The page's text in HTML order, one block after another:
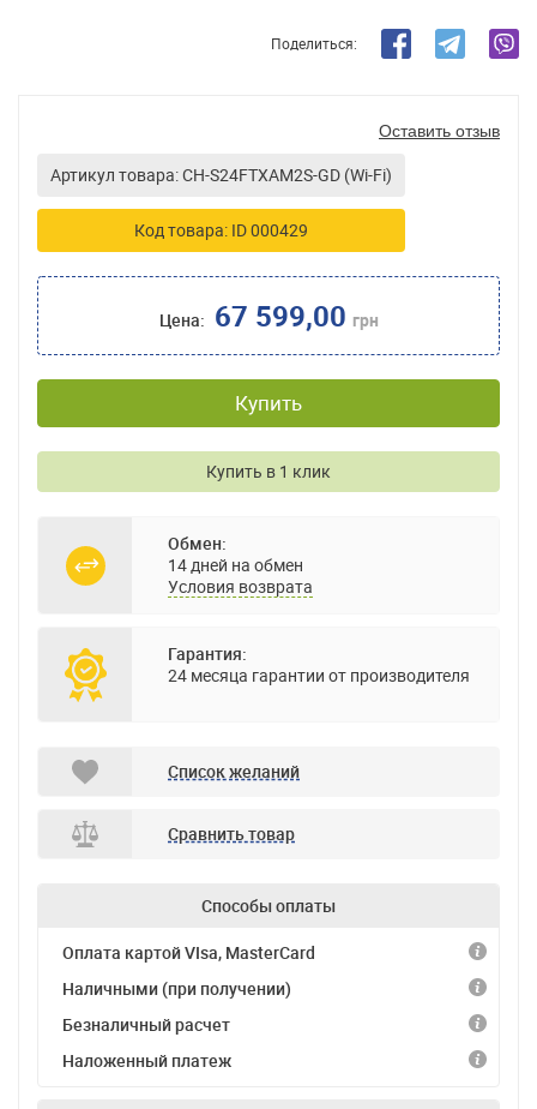
Поделиться:
Артикул товара: CH-S24FTXAM2S-GD (Wi-Fi)
Код товара: ID 000429
Оставить отзыв
Цена: 67 599,00 грн
Купить
Купить в 1 клик
Обмен:
14 дней на обмен
Условия возврата
Гарантия:
24 месяца гарантии от производителя
Список желаний
Сравнить товар
Способы оплаты
Оплата картой VIsa, MasterCard
Наличными (при получении)
Безналичный расчет
Наложенный платеж